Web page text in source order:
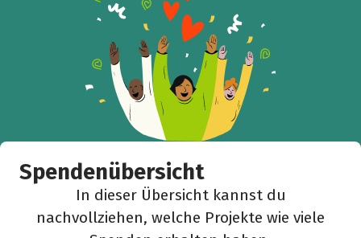
Spendenübersicht
In dieser Übersicht kannst du
nachvollziehen, welche Projekte wie viele